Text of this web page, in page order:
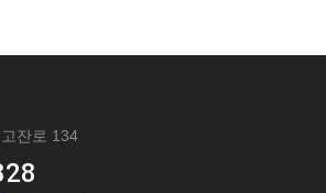
잔로 134